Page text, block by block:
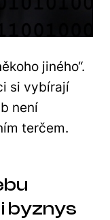
jiného“.
si vybírají
není
terčem.
byznys